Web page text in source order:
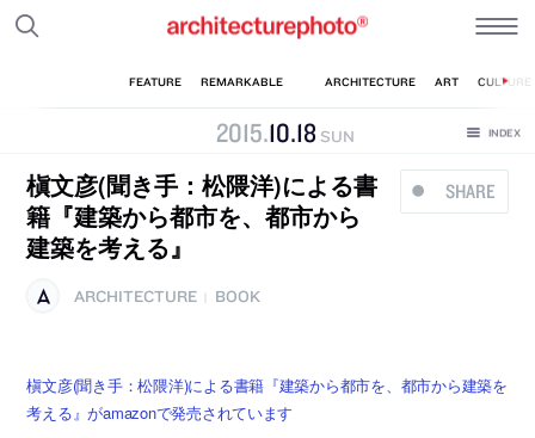
2015.10.18 SUN
SHARE
槇文彦(聞き手：松隈洋)による書
籍『建築から都市を、都市から
建築を考える』
ARCHITECTURE BOOK
槇文彦(聞き手：松隈洋)による書籍『建築から都市を、都市から建築を
考える』がamazonで発売されています